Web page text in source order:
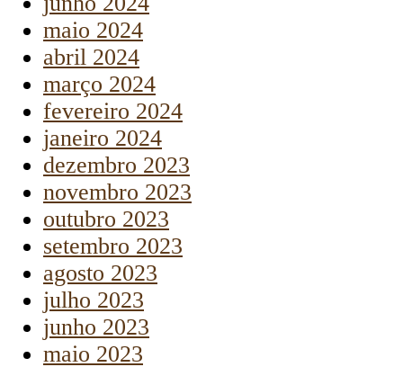
maio 2024
abril 2024
março 2024
fevereiro 2024
janeiro 2024
dezembro 2023
novembro 2023
outubro 2023
setembro 2023
agosto 2023
julho 2023
junho 2023
maio 2023